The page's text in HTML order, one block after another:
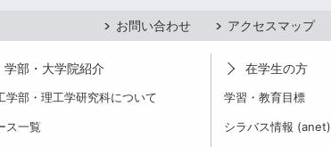
アクセスマップ
お問い合わせ
学部・大学院紹介
学部・理工学研究科について
ス一覧
在学生の方
学習・教育目標
シラバス情報 (anet)